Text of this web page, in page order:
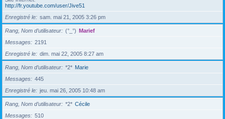
http://fr.youtube.com/user/Jive51
Enregistré le
sam. mai 21, 2005 3:26 pm
Rang, Nom d’utilisateur (°_°) Marief
Messages
2191
Enregistré le
dim. mai 22, 2005 8:27 am
Rang, Nom d’utilisateur *2* Marie
Messages
445
Enregistré le
jeu. mai 26, 2005 10:48 am
Rang, Nom d’utilisateur *2* Cécile
Messages
510